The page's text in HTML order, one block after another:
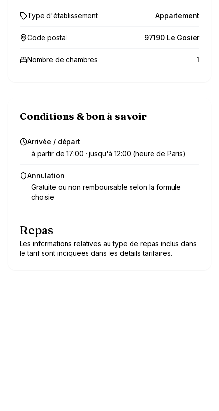
Type d'établissement Appartement
Code postal 97190 Le Gosier
Nombre de chambres 1
Conditions & bon à savoir
Arrivée / départ
à partir de 17:00 · jusqu'à 12:00 (heure de Paris)
Annulation
Gratuite ou non remboursable selon la formule
choisie
Repas
Les informations relatives au type de repas inclus dans
le tarif sont indiquées dans les détails tarifaires.